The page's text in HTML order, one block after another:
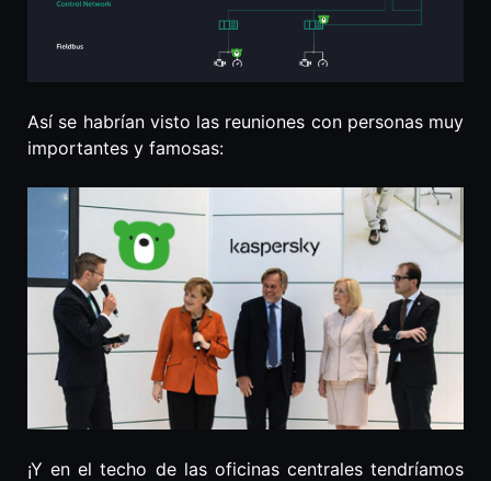
Así se habrían visto las reuniones con personas muy
importantes y famosas:
¡Y en el techo de las oficinas centrales tendríamos